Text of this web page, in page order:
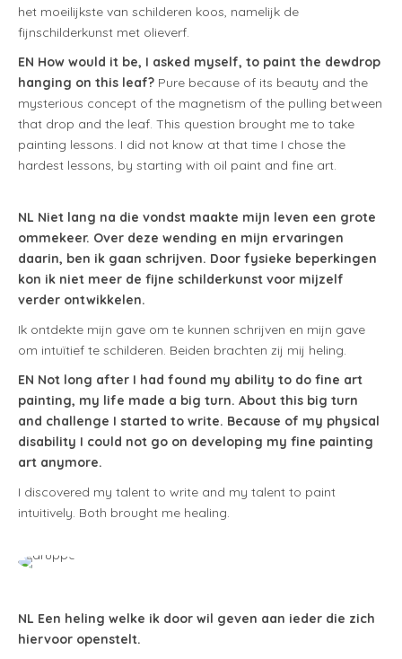
het moeilijkste van schilderen koos, namelijk de
fijnschilderkunst met olieverf.
EN How would it be, I asked myself, to paint the dewdrop
hanging on this leaf? Pure because of its beauty and the
mysterious concept of the magnetism of the pulling between
that drop and the leaf. This question brought me to take
painting lessons. I did not know at that time I chose the
hardest lessons, by starting with oil paint and fine art.
NL Niet lang na die vondst maakte mijn leven een grote
ommekeer. Over deze wending en mijn ervaringen
daarin, ben ik gaan schrijven. Door fysieke beperkingen
kon ik niet meer de fijne schilderkunst voor mijzelf
verder ontwikkelen.
Ik ontdekte mijn gave om te kunnen schrijven en mijn gave
om intuïtief te schilderen. Beiden brachten zij mij heling.
EN Not long after I had found my ability to do fine art
painting, my life made a big turn. About this big turn
and challenge I started to write. Because of my physical
disability I could not go on developing my fine painting
art anymore.
I discovered my talent to write and my talent to paint
intuitively. Both brought me healing.
NL Een heling welke ik door wil geven aan ieder die zich
hiervoor openstelt.